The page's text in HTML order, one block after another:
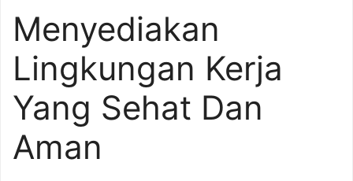
Menyediakan
Lingkungan Kerja
Yang Sehat Dan
Aman